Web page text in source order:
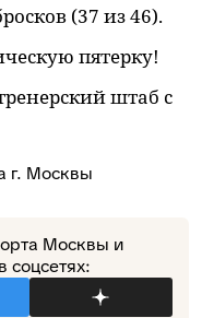
(37 из 46).
пятерку!
штаб с
г. Москвы
Москвы и
соцсетях: